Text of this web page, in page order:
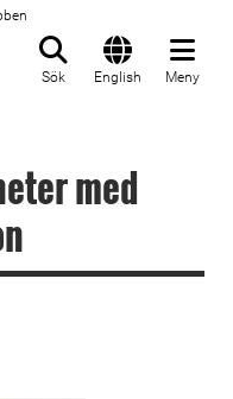
Sök English Meny
med